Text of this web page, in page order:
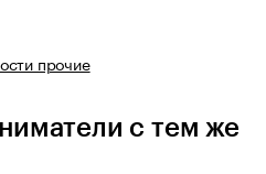
прочие
с тем же